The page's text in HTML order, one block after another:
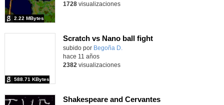
2.22 MBytes
1728visualizaciones
Scratch vs Nano ball fight
Contenido educativo.
subido por Begoña D.
588.71 KBytes
hace 11 años
2382 visualizaciones
Shakespeare and Cervantes